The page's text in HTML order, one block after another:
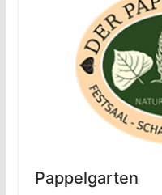
Pappelgarten